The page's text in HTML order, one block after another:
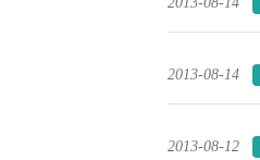
2013-08-14
2013-08-12